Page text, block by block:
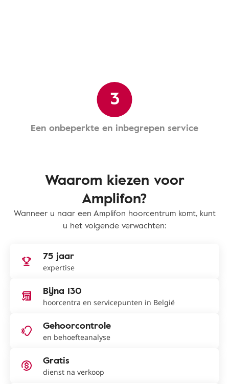
3
Een onbeperkte en inbegrepen service
Waarom kiezen voor
Amplifon?
Wanneer u naar een Amplifon hoorcentrum komt, kunt
u het volgende verwachten:
75 jaar
expertise
Bijna 130
hoorcentra en servicepunten in België
Gehoorcontrole
en behoefteanalyse
Gratis
dienst na verkoop